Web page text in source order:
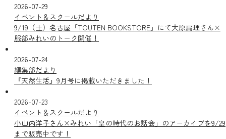
2026-07-29
イベント＆スクールだより
9/19（土）名古屋「TOUTEN BOOKSTORE」にて大原扁理さん×
服部みれいのトーク開催！
2026-07-24
編集部だより
『天然生活』9月号に掲載いただきました！
2026-07-23
イベント＆スクールだより
小山内洋子さん×みれい「皇の時代のお話会」のアーカイブを9/29
まで販売中です！